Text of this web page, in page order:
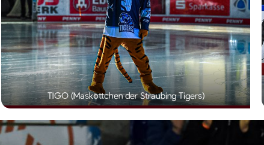
TIGO (Maskottchen der Straubing Tigers)